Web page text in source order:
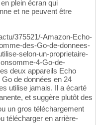
plein écran qui
et ne peuvent être
375521/-Amazon-Echo-
des-Go-de-donnees-
selon-un-proprietaire-
4-Go-de-
deux appareils Echo
de données en 24
utilise jamais. Il a écarté
et suggère plutôt des
un gros téléchargement
télécharger en arrière-